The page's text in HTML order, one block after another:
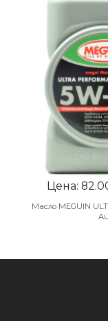
Цена:
Масло MEGUIN